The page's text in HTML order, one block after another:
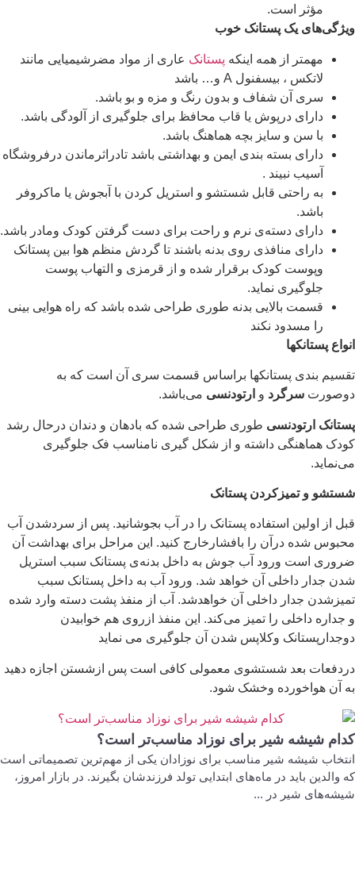
مؤثر است.
ویژگی‌های یک پستانک خوب
مهمتر از همه اینکه پستانک عاری از مواد مضرشیمیایی مانند
لاتکس ، بیسفنول A و… باشد
سری آن شفاف و بدون رنگ و مزه و بو باشد.
دارای درپوش یا قاب محافظ برای جلوگیری از آلودگی باشد.
با سن و سایز بچه هماهنگ باشد.
دارای بسته بندی ایمن و بهداشتی باشد تادراثرماندن درفروشگاه
آسیب نبیند .
به راحتی قابل شستشو و استریل کردن با آبجوش یا ماکروفر
باشد.
دارای دسته‌ی نرم و راحت برای دست گرفتن کودک ومادر باشد.
دارای منافذی روی بدنه باشند تا گردش منظم هوا بین پستانک
وپوست کودک برقرار شده و از قرمزی و التهاب پوست
جلوگیری نماید.
قسمت بالایی بدنه طوری طراحی شده باشد که راه هوایی بینی
را مسدود نکند
انواع پستانکها
تقسیم بندی پستانکها براساس قسمت سری آن است که به
دوصورت سرگرد و ارتودنسی می‌باشد.
پستانک ارتودنسی طوری طراحی شده که بادهان و دندان درحال رشد
کودک هماهنگی داشته و از شکل گیری نامناسب فک جلوگیری
می‌نماید.
شستشو و تمیزکردن پستانک
قبل از اولین استفاده پستانک را در آب بجوشانید. پس از سردشدن آب
محبوس شده درآن را بافشارخارج کنید. این مراحل برای بهداشت آن
ضروری است ورود آب جوش به داخل بدنه‌ی پستانک سبب استریل
شدن جدار داخلی آن خواهد شد. ورود آب به داخل پستانک سبب
تمیزشدن جدار داخلی آن خواهدشد. آب از منفذ پشت دسته وارد شده
و جداره داخلی را تمیز می‌کند. این منفذ ازروی هم خوابیدن
دوجدارپستانک وکلاپس شدن آن جلوگیری می نماید
دردفعات بعد شستشوی معمولی کافی است پس ازشستن اجازه دهید
به آن هواخورده وخشک شود.
کدام شیشه شیر برای نوزاد مناسب‌تر است؟
انتخاب شیشه شیر مناسب برای نوزادان یکی از مهم‌ترین تصمیماتی است
که والدین باید در ماه‌های ابتدایی تولد فرزندشان بگیرند. در بازار امروز،
شیشه‌های شیر در ...